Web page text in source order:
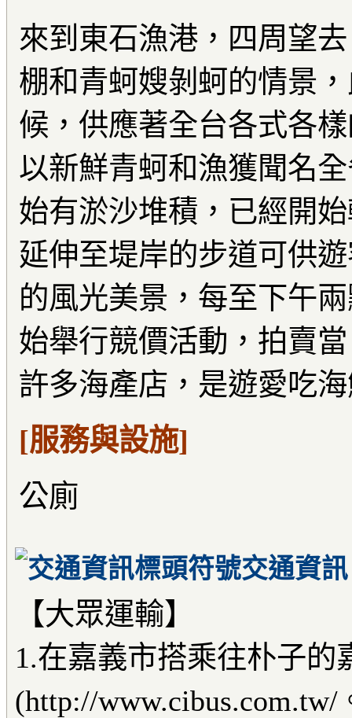
來到東石漁港，四周望
棚和青蚵嫂剝蚵的情景
候，供應著全台各式各
以新鮮青蚵和漁獲聞名
始有淤沙堆積，已經開
延伸至堤岸的步道可供
的風光美景，每至下午
始舉行競價活動，拍賣
許多海產店，是遊愛吃
[服務與設施]
公廁
交通資訊
【大眾運輸】
1.在嘉義市搭乘往朴子的
(http://